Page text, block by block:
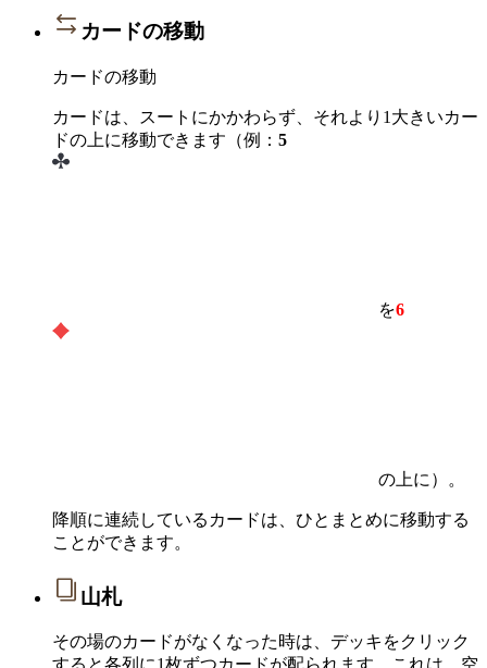
カードの移動
カードの移動
カードは、スートにかかわらず、それより1大きいカー
ドの上に移動できます（例： 5
を6
の上に）。
降順に連続しているカードは、ひとまとめに移動する
ことができます。
山札
その場のカードがなくなった時は、デッキをクリック